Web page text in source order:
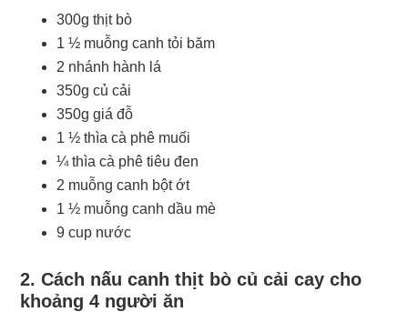
300g thịt bò
1 ½ muỗng canh tỏi băm
2 nhánh hành lá
350g củ cải
350g giá đỗ
1 ½ thìa cà phê muối
¼ thìa cà phê tiêu đen
2 muỗng canh bột ớt
1 ½ muỗng canh dầu mè
9 cup nước
2. Cách nấu canh thịt bò củ cải cay cho
khoảng 4 người ăn